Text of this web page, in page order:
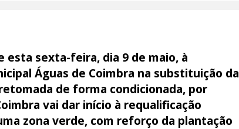
esta sexta-feira, dia 9 de maio, à
Águas de Coimbra na substituição da
de forma condicionada, por
vai dar início à requalificação
zona verde, com reforço da plantação